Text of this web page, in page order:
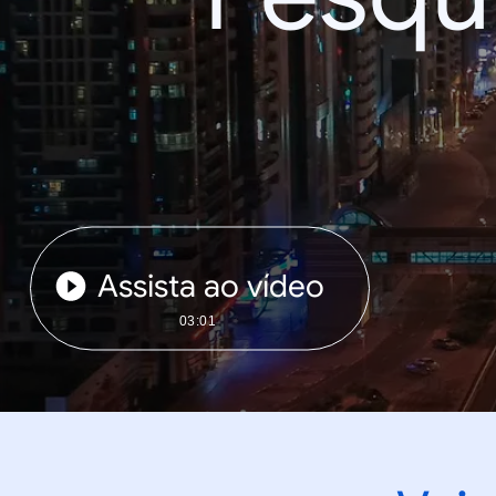
Assista ao vídeo
03:01